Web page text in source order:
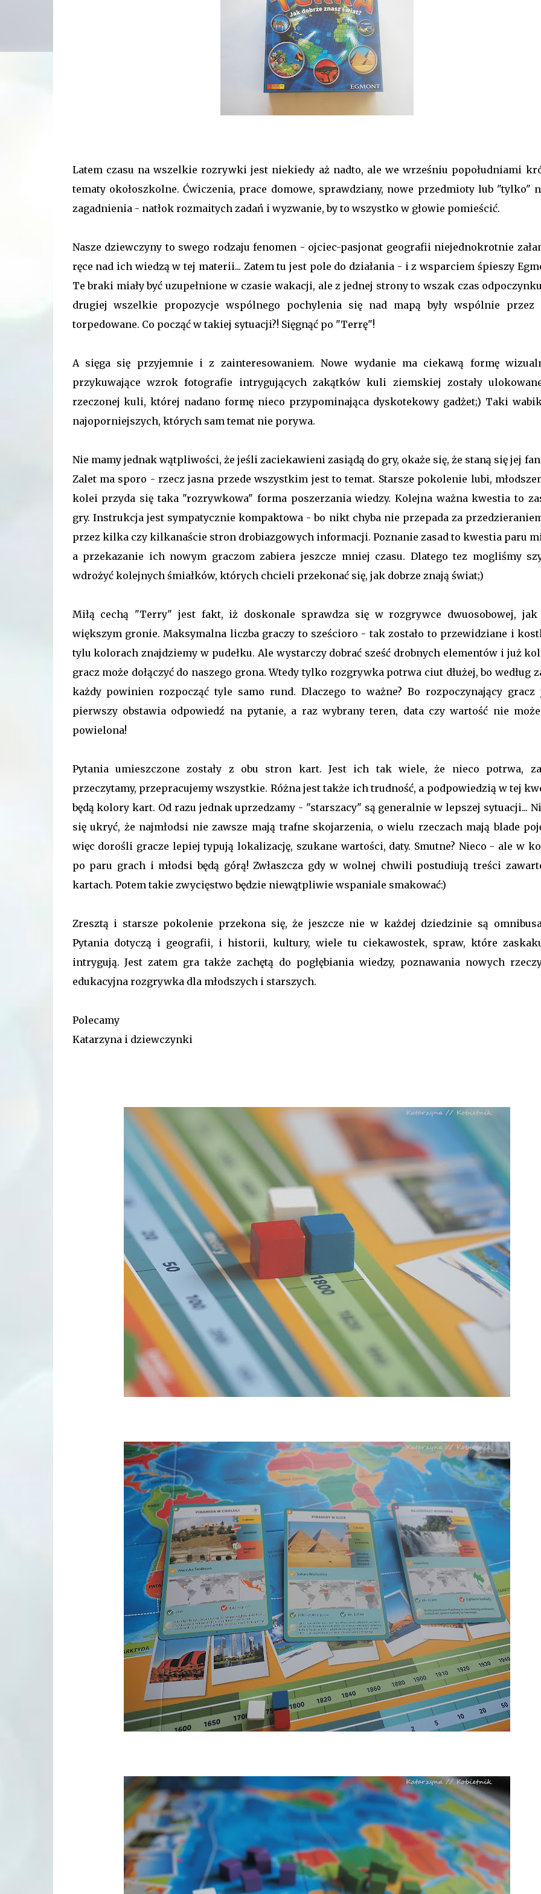
Latem czasu na wszelkie rozrywki jest niekiedy aż nadto, ale we wrześniu popołudniami
tematy okołoszkolne. Ćwiczenia, prace domowe, sprawdziany, nowe przedmioty lub "tylko"
zagadnienia - natłok rozmaitych zadań i wyzwanie, by to wszystko w głowie pomieścić.
Nasze dziewczyny to swego rodzaju fenomen - ojciec-pasjonat geografii niejednokrotnie
ręce nad ich wiedzą w tej materii... Zatem tu jest pole do działania - i z wsparciem śpieszy
Te braki miały być uzupełnione w czasie wakacji, ale z jednej strony to wszak czas
drugiej wszelkie propozycje wspólnego pochylenia się nad mapą były wspólnie przez
torpedowane. Co począć w takiej sytuacji?! Sięgnąć po "Terrę"!
A sięga się przyjemnie i z zainteresowaniem. Nowe wydanie ma ciekawą formę
przykuwające wzrok fotografie intrygujących zakątków kuli ziemskiej zostały
rzeczonej kuli, której nadano formę nieco przypominająca dyskotekowy gadżet;) Taki
najoporniejszych, których sam temat nie porywa.
Nie mamy jednak wątpliwości, że jeśli zaciekawieni zasiądą do gry, okaże się, że staną się jej
Zalet ma sporo - rzecz jasna przede wszystkim jest to temat. Starsze pokolenie lubi,
kolei przyda się taka "rozrywkowa" forma poszerzania wiedzy. Kolejna ważna kwestia to
gry. Instrukcja jest sympatycznie kompaktowa - bo nikt chyba nie przepada za
przez kilka czy kilkanaście stron drobiazgowych informacji. Poznanie zasad to kwestia paru
a przekazanie ich nowym graczom zabiera jeszcze mniej czasu. Dlatego tez mogliśmy
wdrożyć kolejnych śmiałków, których chcieli przekonać się, jak dobrze znają świat;)
Miłą cechą "Terry" jest fakt, iż doskonale sprawdza się w rozgrywce dwuosobowej,
większym gronie. Maksymalna liczba graczy to sześcioro - tak zostało to przewidziane i
tylu kolorach znajdziemy w pudełku. Ale wystarczy dobrać sześć drobnych elementów i już
gracz może dołączyć do naszego grona. Wtedy tylko rozgrywka potrwa ciut dłużej, bo według
każdy powinien rozpocząć tyle samo rund. Dlaczego to ważne? Bo rozpoczynający gracz
pierwszy obstawia odpowiedź na pytanie, a raz wybrany teren, data czy wartość nie
powielona!
Pytania umieszczone zostały z obu stron kart. Jest ich tak wiele, że nieco potrwa,
przeczytamy, przepracujemy wszystkie. Różna jest także ich trudność, a podpowiedzią w tej
będą kolory kart. Od razu jednak uprzedzamy - "starszacy" są generalnie w lepszej sytuacji...
się ukryć, że najmłodsi nie zawsze mają trafne skojarzenia, o wielu rzeczach mają blade
więc dorośli gracze lepiej typują lokalizację, szukane wartości, daty. Smutne? Nieco - ale w
po paru grach i młodsi będą górą! Zwłaszcza gdy w wolnej chwili postudiują treści
kartach. Potem takie zwycięstwo będzie niewątpliwie wspaniale smakować:)
Zresztą i starsze pokolenie przekona się, że jeszcze nie w każdej dziedzinie są
Pytania dotyczą i geografii, i historii, kultury, wiele tu ciekawostek, spraw, które
intrygują. Jest zatem gra także zachętą do pogłębiania wiedzy, poznawania nowych
edukacyjna rozgrywka dla młodszych i starszych.
Polecamy
Katarzyna i dziewczynki